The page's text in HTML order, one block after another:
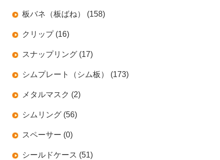
板バネ（板ばね） (158)
クリップ (16)
スナップリング (17)
シムプレート（シム板） (173)
メタルマスク (2)
シムリング (56)
スペーサー (0)
シールドケース (51)